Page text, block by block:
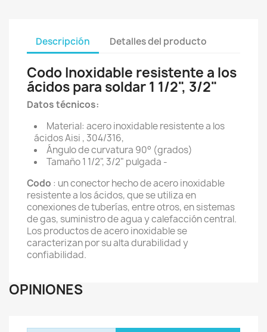
Descripción Detalles del producto
Codo Inoxidable resistente a los
ácidos para soldar 1 1/2", 3/2"
Datos técnicos:
Material: acero inoxidable resistente a los
ácidos Aisi , 304/316,
Ángulo de curvatura 90° (grados)
Tamaño 1 1/2", 3/2" pulgada -
Codo : un conector hecho de acero inoxidable
resistente a los ácidos, que se utiliza en
conexiones de tuberías, entre otros, en sistemas
de gas, suministro de agua y calefacción central.
Los productos de acero inoxidable se
caracterizan por su alta durabilidad y
confiabilidad.
OPINIONES